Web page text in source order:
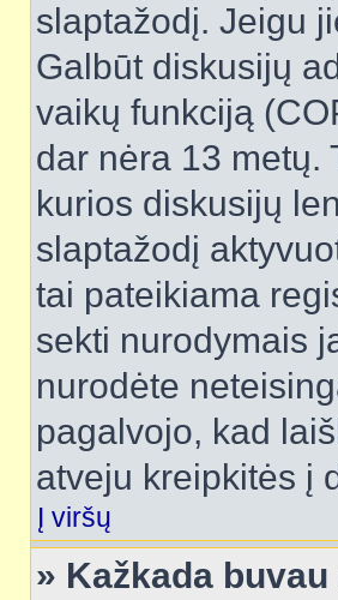
slaptažodį. Jeigu
Galbūt diskusijų
vaikų funkciją
dar nėra 13 metų.
kurios diskusijų
slaptažodį
tai pateikiama
sekti nurodymais
nurodėte
pagalvojo, kad
atveju kreipkitės į
Į viršų
» Kažkada